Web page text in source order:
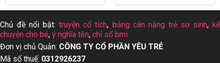
Chủ đề nổi bật:truyện cổ tích, bảng cân nặng trẻ sơ sinh,kể
chuyện cho bé, ý nghĩa tên, chỉ số bmi
Đơn vị chủ Quản: CÔNG TY CỔ PHẦN YÊU TRẺ
Mã số thuế: 0312926237